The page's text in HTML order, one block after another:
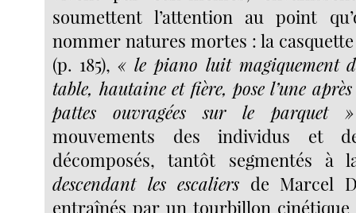
soumettent l’attention au point
nommer natures mortes : la
(p. 185), « le piano luit magiquement
table, hautaine et fière, pose l’une
pattes ouvragées sur le parquet »
mouvements des individus et
décomposés, tantôt segmentés
descendant les escaliers de Marcel
entraînés par un tourbillon cinétique